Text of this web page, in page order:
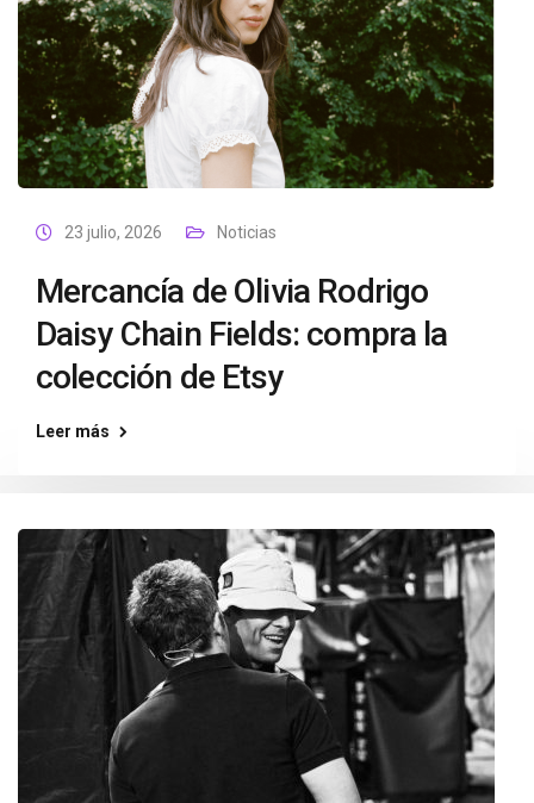
23 julio, 2026 Noticias
Mercancía de Olivia Rodrigo
Daisy Chain Fields: compra la
colección de Etsy
Leer más